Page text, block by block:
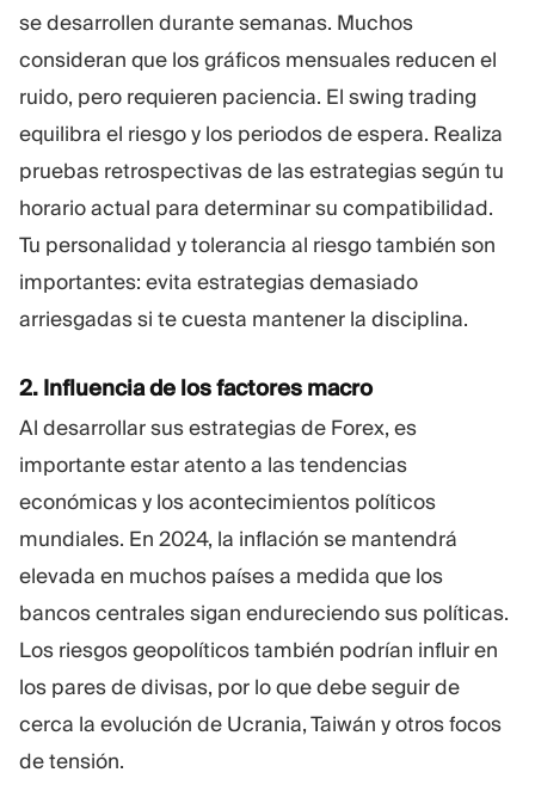
se desarrollen durante semanas. Muchos
consideran que los gráficos mensuales reducen el
ruido, pero requieren paciencia. El swing trading
equilibra el riesgo y los periodos de espera. Realiza
pruebas retrospectivas de las estrategias según tu
horario actual para determinar su compatibilidad.
Tu personalidad y tolerancia al riesgo también son
importantes: evita estrategias demasiado
arriesgadas si te cuesta mantener la disciplina.
2. Influencia de los factores macro
Al desarrollar sus estrategias de Forex, es
importante estar atento a las tendencias
económicas y los acontecimientos políticos
mundiales. En 2024, la inflación se mantendrá
elevada en muchos países a medida que los
bancos centrales sigan endureciendo sus políticas.
Los riesgos geopolíticos también podrían influir en
los pares de divisas, por lo que debe seguir de
cerca la evolución de Ucrania, Taiwán y otros focos
de tensión.